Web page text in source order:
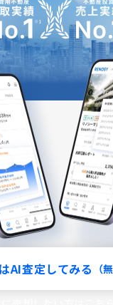
AI査定してみる （